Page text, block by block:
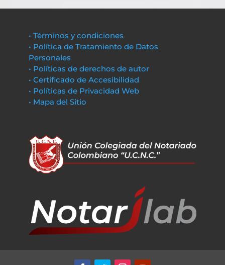
• Términos y condiciones
• Política de Tratamiento de Datos
Personales
• Políticas de derechos de autor
• Certificado de Accesibilidad
• Políticas de Privacidad Web
• Mapa del Sitio